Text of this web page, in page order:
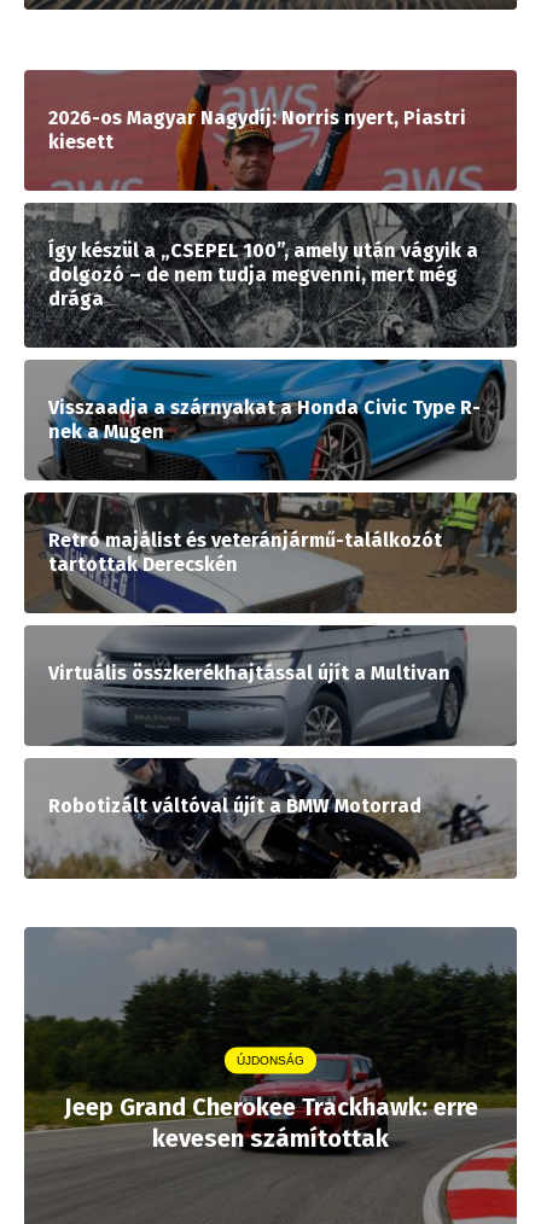
2026-os Magyar Nagydíj: Norris nyert, Piastri
kiesett
Így készül a „CSEPEL 100”, amely után vágyik a
dolgozó – de nem tudja megvenni, mert még
drága
Visszaadja a szárnyakat a Honda Civic Type R-
nek a Mugen
Retró majálist és veteránjármű-találkozót
tartottak Derecskén
Virtuális összkerékhajtással újít a Multivan
Robotizált váltóval újít a BMW Motorrad
ÚJDONSÁG
Jeep Grand Cherokee Trackhawk: erre
kevesen számítottak